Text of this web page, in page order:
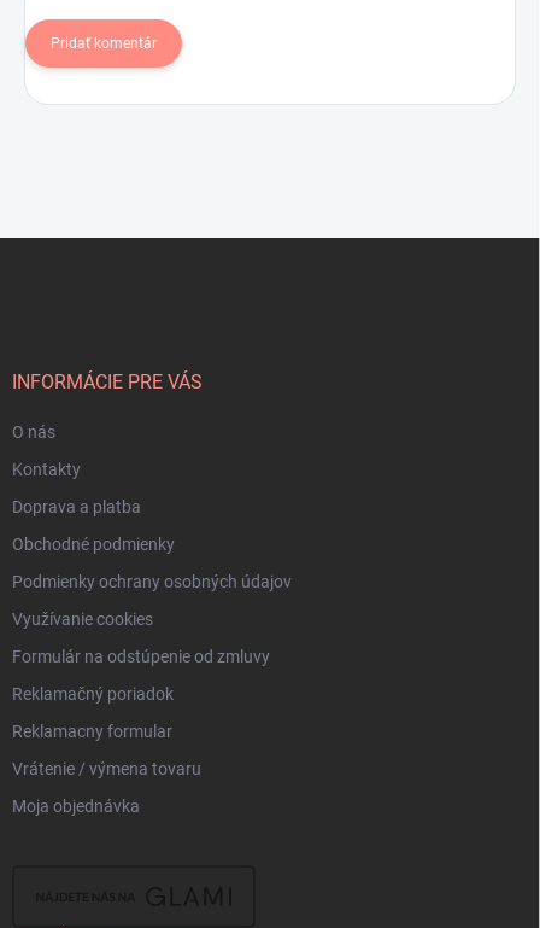
Pridať komentár
INFORMÁCIE PRE VÁS
O nás
Kontakty
Doprava a platba
Obchodné podmienky
Podmienky ochrany osobných údajov
Využívanie cookies
Formulár na odstúpenie od zmluvy
Reklamačný poriadok
Reklamacny formular
Vrátenie / výmena tovaru
Moja objednávka